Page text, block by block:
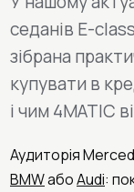
седанів E-
зібрана
купувати в
і чим 4MATIC
Аудиторія
BMWабоAudi: